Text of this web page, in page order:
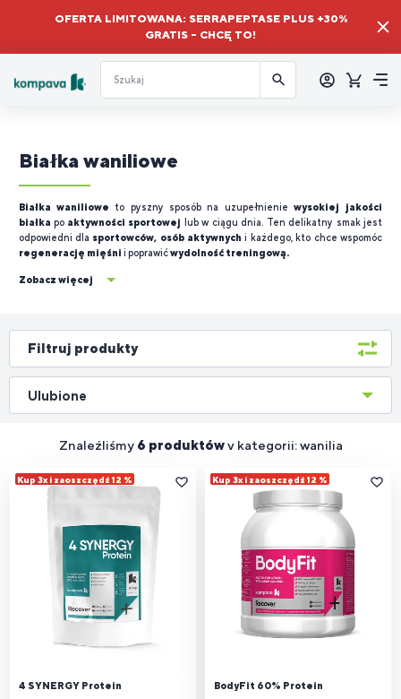
OFERTA LIMITOWANA: SERRAPEPTASE PLUS +30%
GRATIS – CHCĘ TO!
się
Koszyk
Białka waniliowe
Białka waniliowe to pyszny sposób na uzupełnienie wysokiej jakości
białka po aktywności sportowej lub w ciągu dnia. Ten delikatny smak jest
odpowiedni dla sportowców, osób aktywnych i każdego, kto chce wspomóc
regenerację mięśni i poprawićwydolność treningową.
Zobacz więcej
Filtruj produkty
Znaleźliśmy 6 produktówv kategorii: wanilia
Ulubione
Kup 3x i zaoszczędź 12 %
4 SYNERGY Protein
Kup 3x i zaoszczędź 12 %
BodyFit 60% Protein